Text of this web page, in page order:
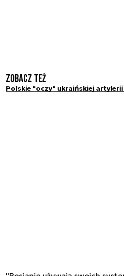
Zobacz też
Polskie "oczy" ukraińskiej artylerii